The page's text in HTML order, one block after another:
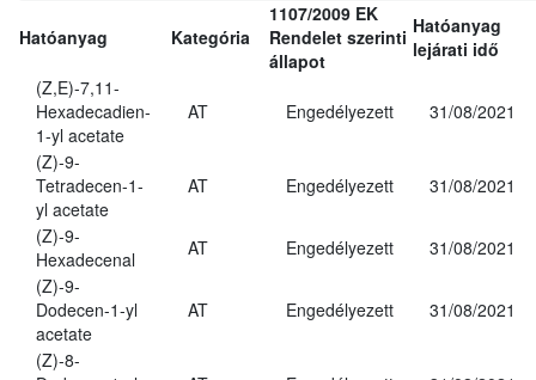
Hatóanyag Kategória
1107/2009 EK
Rendelet szerinti
állapot
Hatóanyag
lejárati idő
(Z,E)-7,11-
Hexadecadien-
1-yl acetate
AT Engedélyezett 31/08/2021
(Z)-9-
Tetradecen-1-
yl acetate
AT Engedélyezett 31/08/2021
(Z)-9-
Hexadecenal
AT Engedélyezett
31/08/2021
(Z)-9-
Dodecen-1-yl
acetate
AT Engedélyezett 31/08/2021
(Z)-8-